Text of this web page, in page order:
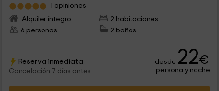
1 opiniones
Alquiler íntegro
2 habitaciones
6 personas
2 baños
Reserva inmediata
Cancelación 7 días antes
desde 22€
persona y noche